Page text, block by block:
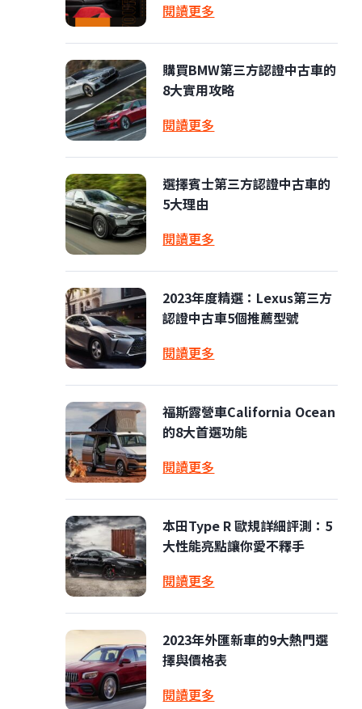
閱讀更多
購買BMW第三方認證中古車的
8大實用攻略
閱讀更多
選擇賓士第三方認證中古車的
5大理由
閱讀更多
2023年度精選：Lexus第三方
認證中古車5個推薦型號
閱讀更多
福斯露營車California Ocean
的8大首選功能
閱讀更多
本田Type R 歐規詳細評測：5
大性能亮點讓你愛不釋手
閱讀更多
2023年外匯新車的9大熱門選
擇與價格表
閱讀更多